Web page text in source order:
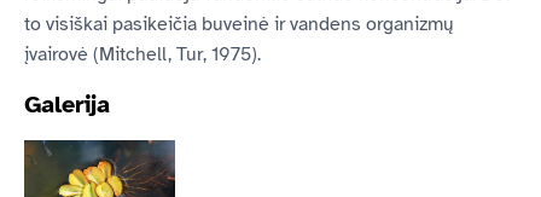
to visiškai pasikeičia buveinė ir vandens organizmų
įvairovė (Mitchell, Tur, 1975).
Galerija